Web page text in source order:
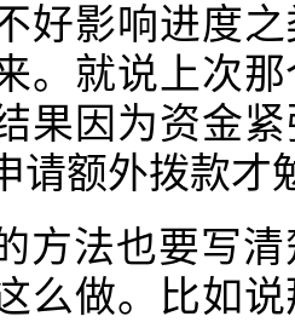
好影响进度
。就说上次
果因为资金
请额外拨款才
方法也要写
么做。比如